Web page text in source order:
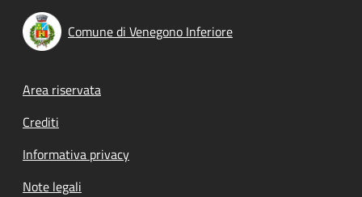
Comune di Venegono Inferiore
Footer menu
Area riservata
Crediti
Informativa privacy
Note legali